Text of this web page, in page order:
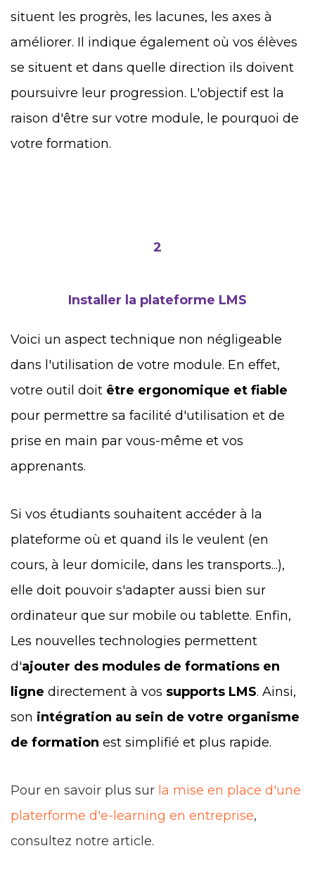
situent les progrès, les lacunes, les axes à
améliorer. Il indique également où vos élèves
se situent et dans quelle direction ils doivent
poursuivre leur progression. L'objectif est la
raison d'être sur votre module, le pourquoi de
votre formation.
2
Installer la plateforme LMS
Voici un aspect technique non négligeable
dans l'utilisation de votre module. En effet,
votre outil doit être ergonomique et fiable
pour permettre sa facilité d'utilisation et de
prise en main par vous-même et vos
apprenants.
Si vos étudiants souhaitent accéder à la
plateforme où et quand ils le veulent (en
cours, à leur domicile, dans les transports...),
elle doit pouvoir s'adapter aussi bien sur
ordinateur que sur mobile ou tablette. Enfin,
Les nouvelles technologies permettent
d'ajouter des modules de formations en
ligne directement à vos supports LMS. Ainsi,
son intégration au sein de votre organisme
de formation est simplifié et plus rapide.
Pour en savoir plus sur la mise en place d'une
platerforme d'e-learning en entreprise,
consultez notre article.